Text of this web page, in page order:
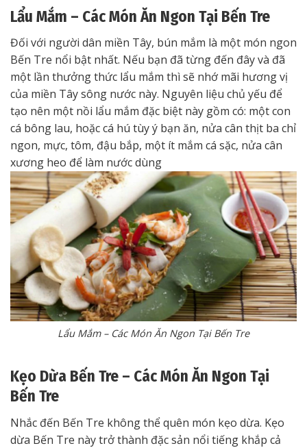
Lẩu Mắm – Các Món Ăn Ngon Tại Bến Tre
Đối với người dân miền Tây, bún mắm là một món ngon
Bến Tre nổi bật nhất. Nếu bạn đã từng đến đây và đã
một lần thưởng thức lẩu mắm thì sẽ nhớ mãi hương vị
của miền Tây sông nước này. Nguyên liệu chủ yếu để
tạo nên một nồi lẩu mắm đặc biệt này gồm có: một con
cá bông lau, hoặc cá hú tùy ý bạn ăn, nửa cân thịt ba chỉ
ngon, mực, tôm, đậu bắp, một ít mắm cá sặc, nửa cân
xương heo để làm nước dùng
Lẩu Mắm – Các Món Ăn Ngon Tại Bến Tre
Kẹo Dừa Bến Tre – Các Món Ăn Ngon Tại
Bến Tre
Nhắc đến Bến Tre không thể quên món kẹo dừa. Kẹo
dừa Bến Tre này trở thành đặc sản nổi tiếng khắp cả